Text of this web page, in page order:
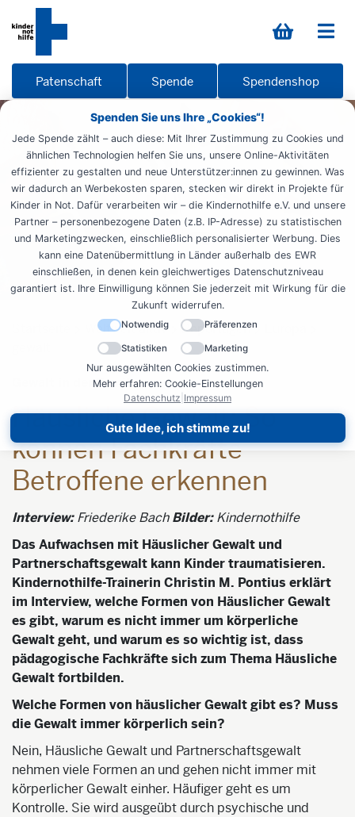
Spenden Sie uns Ihre „Cookies“!
Jede Spende zählt – auch diese: Mit Ihrer Zustimmung zu Cookies und
ähnlichen Technologien helfen Sie uns, unsere Online-Aktivitäten
effizienter zu gestalten und neue Unterstützer:innen zu gewinnen. Was
wir dadurch an Werbekosten sparen, stecken wir direkt in Projekte für
Kinder in Not. Dafür verarbeiten wir – die Kindernothilfe e.V. und unsere
Partner – personenbezogene Daten (z.B. IP-Adresse) zu statistischen
und Marketingzwecken, einschließlich personalisierter Werbung. Dies
kann eine Datenübermittlung in Länder außerhalb des EWR
einschließen, in denen kein gleichwertiges Datenschutzniveau
garantiert ist. Ihre Einwilligung können Sie jederzeit mit Wirkung für die
Zukunft widerrufen.
Notwendig Präferenzen
Statistiken Marketing
Nur ausgewählten Cookies zustimmen.
Mehr erfahren: Cookie-Einstellungen
Datenschutz Impressum
Gute Idee, ich stimme zu!
Patenschaft Spende Spendenshop
Weltweit aktiv Reportagen
Gewalt in der Familie
Häusliche Gewalt: So
können Fachkräfte
Betroffene erkennen
Interview:Friederike BachBilder:Kindernothilfe
Das Aufwachsen mit Häuslicher Gewalt und
Partnerschaftsgewalt kann Kinder traumatisieren.
Kindernothilfe-Trainerin Christin M. Pontius erklärt
im Interview, welche Formen von Häuslicher Gewalt
es gibt, warum es nicht immer um körperliche
Gewalt geht, und warum es so wichtig ist, dass
pädagogische Fachkräfte sich zum Thema Häusliche
Gewalt fortbilden.
Welche Formen von häuslicher Gewalt gibt es? Muss
die Gewalt immer körperlich sein?
Nein, Häusliche Gewalt und Partnerschaftsgewalt
nehmen viele Formen an und gehen nicht immer mit
körperlicher Gewalt einher. Häufiger geht es um
Kontrolle. Sie wird ausgeübt durch psychische und